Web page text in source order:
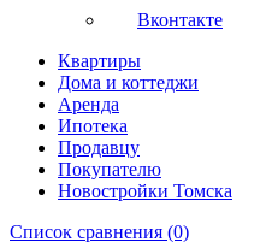
Вконтакте
Квартиры
Дома и коттеджи
Аренда
Ипотека
Продавцу
Покупателю
Новостройки Томска
Список сравнения (0)